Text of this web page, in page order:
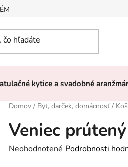
ZĽAVY
kytice a svadobné
Domov / Byt, darček, domácnosť /
Veniec
Priemerné
Neohodnotené Podrobnosti